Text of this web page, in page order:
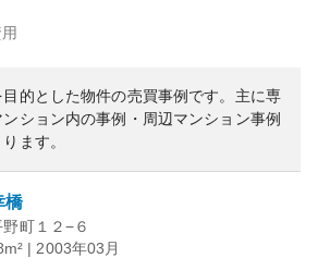
的とした物件の売買事例です。 主に専
ション内の事例・周辺マンション事例
ます。
橋
町１２−６
| 2003年03月